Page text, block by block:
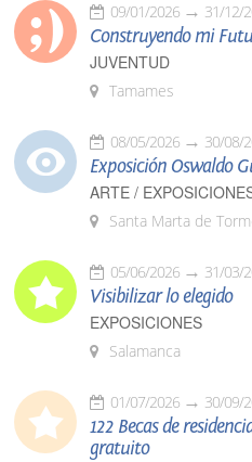
09/01/2026 31/12/
Construyendo mi
JUVENTUD
Tamames
08/05/2026 30/08/
Exposición Oswaldo
ARTE /
Santa Marta de
05/06/2026 31/03/
Visibilizar lo elegido
EXPOSICIONES
Salamanca
01/07/2026 30/09/
122 Becas de
gratuito